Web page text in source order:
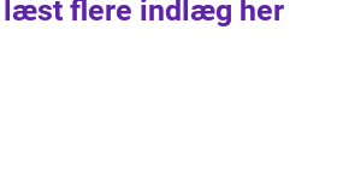
læst flere indlæg her